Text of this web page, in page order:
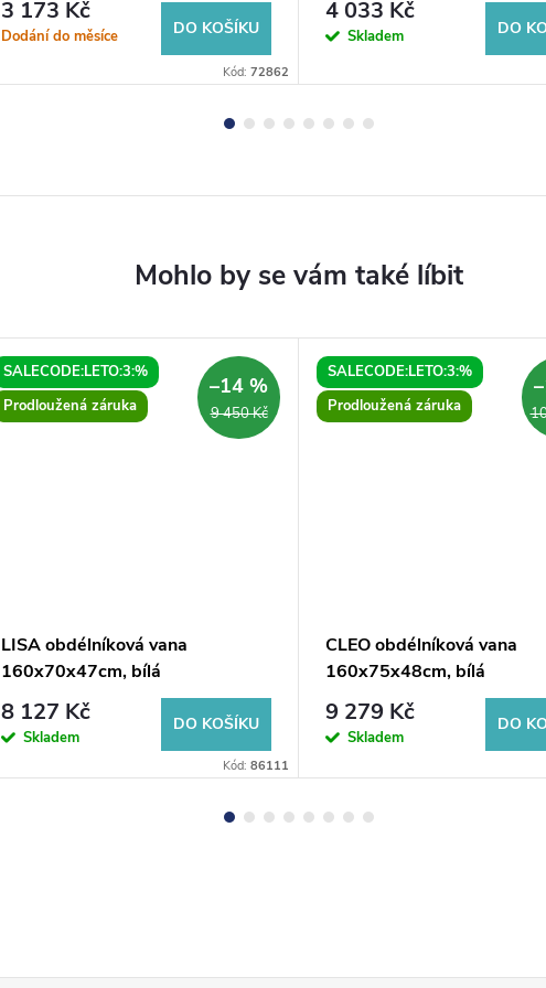
3 173 Kč
Dodání do měsíce DO KOŠÍKU
Kód: 72862
4 033 Kč
Skladem DO
SALECODE:LETO:3:%
Prodloužená záruka
9 450 Kč
–14 %
LISA obdélníková vana
160x70x47cm, bílá
8 127 Kč
Skladem
DO KOŠÍKU
Kód: 86111
SALECODE:LETO:3:%
Prodloužená záruka
CLEO obdélníková vana
160x75x48cm, bílá
9 279 Kč
Skladem
DO